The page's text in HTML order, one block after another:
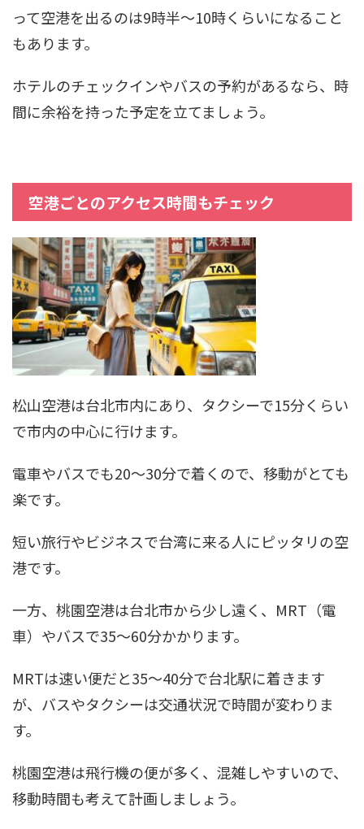
って空港を出るのは9時半～10時くらいになること
もあります。
ホテルのチェックインやバスの予約があるなら、時
間に余裕を持った予定を立てましょう。
空港ごとのアクセス時間もチェック
松山空港は台北市内にあり、タクシーで15分くらい
で市内の中心に行けます。
電車やバスでも20～30分で着くので、移動がとても
楽です。
短い旅行やビジネスで台湾に来る人にピッタリの空
港です。
一方、桃園空港は台北市から少し遠く、MRT（電
車）やバスで35～60分かかります。
MRTは速い便だと35～40分で台北駅に着きます
が、バスやタクシーは交通状況で時間が変わりま
す。
桃園空港は飛行機の便が多く、混雑しやすいので、
移動時間も考えて計画しましょう。